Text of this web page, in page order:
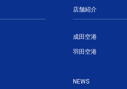
店舗紹介
成田空港
羽田空港
NEWS